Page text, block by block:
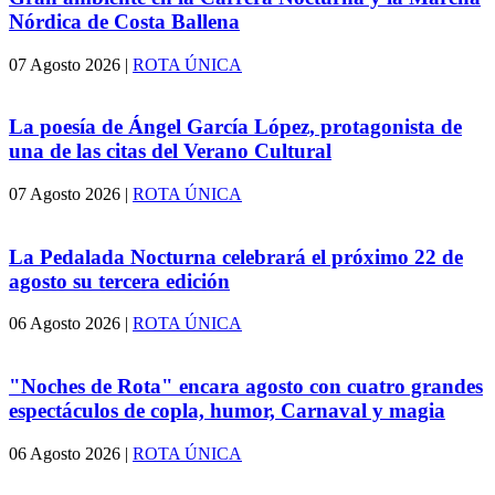
Nórdica de Costa Ballena
07 Agosto 2026 | ROTA ÚNICA
La poesía de Ángel García López, protagonista de
una de las citas del Verano Cultural
07 Agosto 2026 | ROTA ÚNICA
La Pedalada Nocturna celebrará el próximo 22 de
agosto su tercera edición
06 Agosto 2026 | ROTA ÚNICA
"Noches de Rota" encara agosto con cuatro grandes
espectáculos de copla, humor, Carnaval y magia
06 Agosto 2026 | ROTA ÚNICA